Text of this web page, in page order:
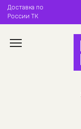
Перейти
содержанию
Доставка по
России ТК